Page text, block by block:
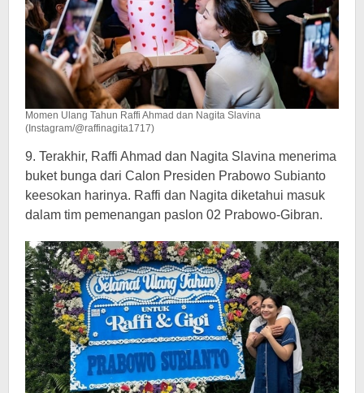
Momen Ulang Tahun Raffi Ahmad dan Nagita Slavina
(Instagram/@raffinagita1717)
9. Terakhir, Raffi Ahmad dan Nagita Slavina menerima
buket bunga dari Calon Presiden Prabowo Subianto
keesokan harinya. Raffi dan Nagita diketahui masuk
dalam tim pemenangan paslon 02 Prabowo-Gibran.